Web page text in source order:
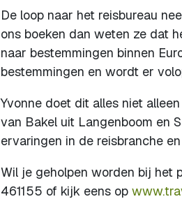
De loop naar het reisbureau
ons boeken dan weten ze dat
naar bestemmingen binnen
bestemmingen en wordt er
Yvonne doet dit alles niet
van Bakel uit Langenboom en
ervaringen in de reisbranche
Wil je geholpen worden bij het
461155 of kijk eens op